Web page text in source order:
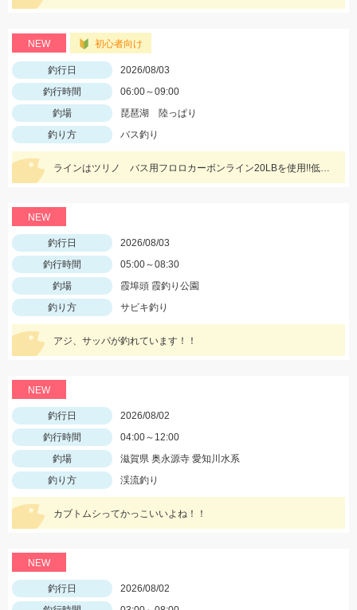
NEW 初心者向け
釣行日
2026/08/03
釣行時間
06:00～09:00
釣場
琵琶湖 陸っぱり
釣り方
バス釣り
ラインはツリノ バス用フロロカーボンライン20LBを使用!!低伸度、高強度でカバーの釣りはこれで決まり♪
NEW
釣行日
2026/08/03
釣行時間
05:00～08:30
釣場
霞埠頭 霞釣り公園
釣り方
サビキ釣り
アジ、サッパが釣れています！！
NEW
釣行日
2026/08/02
釣行時間
04:00～12:00
釣場
滋賀県 奥永源寺 愛知川水系
釣り方
渓流釣り
カブトムシってかっこいいよね！！
NEW
釣行日
2026/08/02